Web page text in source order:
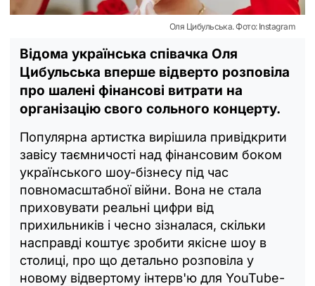
Оля Цибульська. Фото: Instagram
Відома українська співачка Оля
Цибульська вперше відверто розповіла
про шалені фінансові витрати на
організацію свого сольного концерту.
Популярна артистка вирішила привідкрити
завісу таємничості над фінансовим боком
українського шоу-бізнесу під час
повномасштабної війни. Вона не стала
приховувати реальні цифри від
прихильників і чесно зізналася, скільки
насправді коштує зробити якісне шоу в
столиці, про що детально розповіла у
новому відвертому інтерв'ю для YouTube-